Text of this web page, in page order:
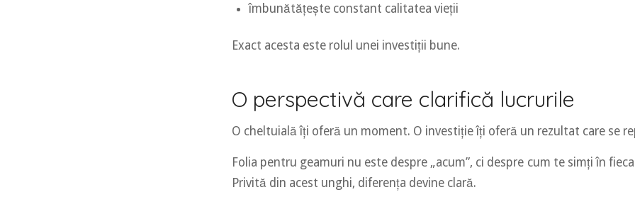
îmbunătățește constant calitatea vieții
Exact acesta este rolul unei investiții bune.
O perspectivă care clarifică lucrurile
O cheltuială îți oferă un moment. O investiție îți oferă un rezultat care se
Folia pentru geamuri nu este despre „acum”, ci despre cum te simți în
Privită din acest unghi, diferența devine clară.